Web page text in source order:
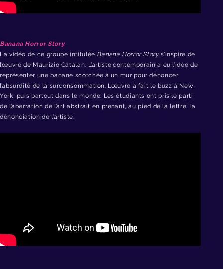
Banana Horror Story
La vidéo de ce groupe intitulée Banana Horror Storys’inspire de
l’œuvre de Maurizio Catalan. L’artiste contemporain a eu l’idée de
représenter une banane scotchée à un mur pour dénoncer
l’absurdité de la surconsommation. L’œuvre a fait le buzz à New-
York, puis partout dans le monde. Les étudiants ont pris le parti
de l’aberration de l’art abstrait en prenant, au pied de la lettre, la
dénonciation de l’artiste.